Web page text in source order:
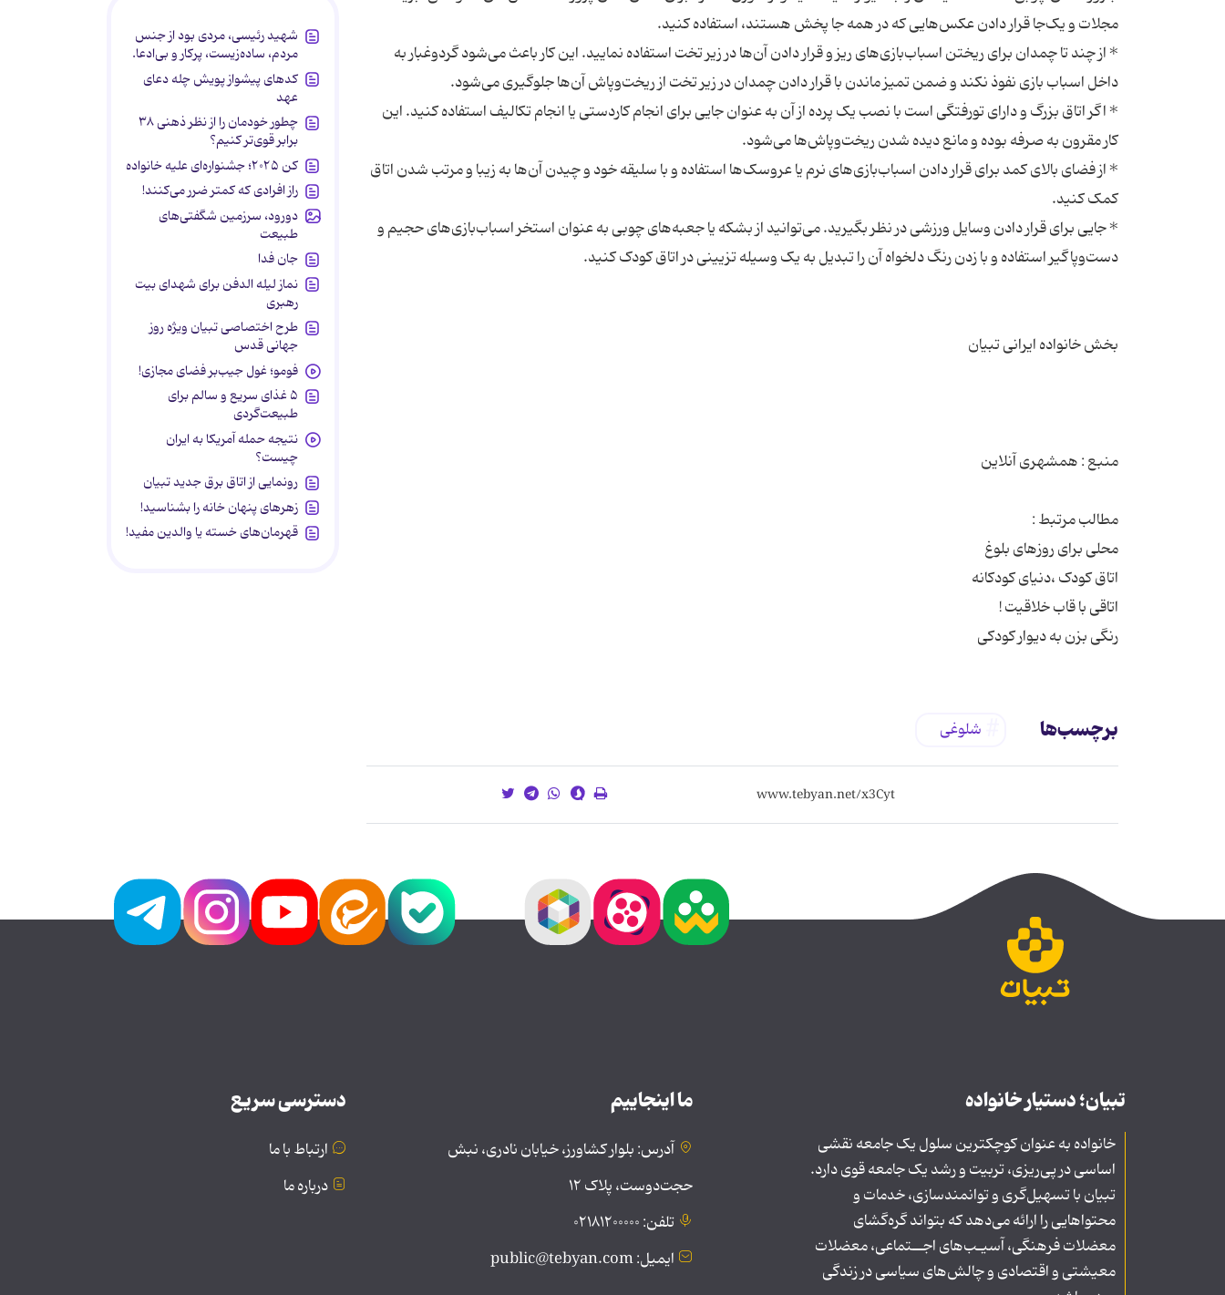
* از چند تا چمدان برای ریختن اسباب‌بازی‌های ریز و قرار دادن آن‌ها در زیر تخت استفاده نمایید. این کار باعث می‌شود گردوغبار به
* اگر اتاق بزرگ و دارای تورفتگی است با نصب یک پرده از آن به عنوان جایی برای انجام کاردستی یا انجام تکالیف استفاده کنید. این
* از فضای بالای کمد برای قرار دادن اسباب‌بازی‌های نرم یا عروسک‌ها استفاده و با سلیقه خود و چیدن آن‌ها به زیبا و مرتب شدن اتاق
* جایی برای قرار دادن وسایل ورزشی در نظر بگیرید. می‌توانید از بشکه یا جعبه‌های چوبی به عنوان استخر اسباب‌بازی‌های حجیم و
رنگی بزن به دیوار کودکی
برچسب‌ها شلوغی
شهید رئیسی، مردی بود از جنس
مردم، ساده‌زیست، پرکار و بی‌ادعا.
کدهای پیشواز پویش چله دعای
عهد
چطور خودمان را از نظر ذهنی ۳۸
برابر قوی‌تر کنیم؟
کن ۲۰۲۵؛ جشنواره‌ای علیه خانواده
راز افرادی که کمتر ضرر می‌کنند!
دورود، سرزمین شگفتی‌های
طبیعت
جان فدا
نماز لیله الدفن برای شهدای بیت
رهبری
طرح اختصاصی تبیان ویژه روز
جهانی قدس
فومو؛ غول جیب‌بر فضای مجازی!
۵ غذای سریع و سالم برای
طبیعت‌گردی
نتیجه حمله آمریکا به ایران
چیست؟
رونمایی از اتاق برق جدید تبیان
زهرهای پنهان خانه را بشناسید!
قهرمان‌های خسته یا والدین مفید!
تبیان؛ دستیار خانواده
خانواده به عنوان کوچکترین سلول یک جامعه نقشی
اساسی در پی‌ریزی، تربیت و رشد یک جامعه قوی دارد.
تبیان با تسهیل‌گری و توانمندسازی، خدمات و
محتواهایی را ارائه می‌دهد که بتواند گره‌گشای
معضلات فرهنگی، آسیـب‌های اجــتماعی، معضلات
معیشتی و اقتصادی و چالش‌های سیاسی در زندگی
ما اینجاییم
آدرس: بلوار کشاورز، خیابان نادری، نبش
حجت‌دوست، پلاک ۱۲
تلفن: ۰۲۱۸۱۲۰۰۰۰۰
ایمیل: public@tebyan.com
دسترسی سریع
ارتباط با ما
درباره ما